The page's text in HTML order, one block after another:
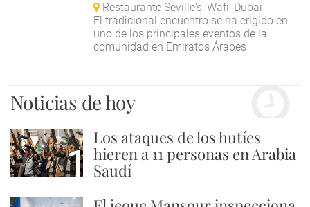
Restaurante Seville's, Wafi, Dubai
El tradicional encuentro se ha erigido en
uno de los principales eventos de la
comunidad en Emiratos Árabes
Noticias de hoy
1
Los ataques de los hutíes
hieren a 11 personas en Arabia
Saudí